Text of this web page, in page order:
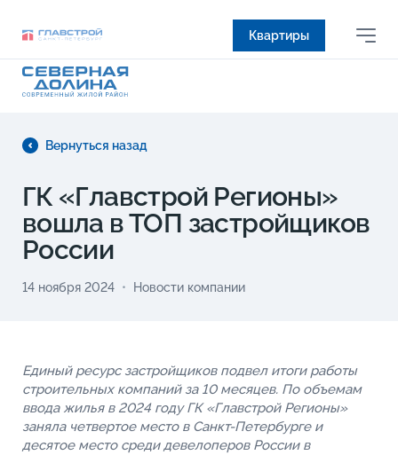
Квартиры
Вернуться назад
ГК «Главстрой Регионы»
вошла в ТОП застройщиков
России
14 ноября 2024 Новости компании
Единый ресурс застройщиков подвел итоги работы
строительных компаний за 10 месяцев. По объемам
ввода жилья в 2024 году ГК «Главстрой Регионы»
заняла четвертое место в Санкт-Петербурге и
десятое место среди девелоперов России в